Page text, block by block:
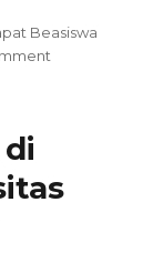
Beasiswa
Universitas